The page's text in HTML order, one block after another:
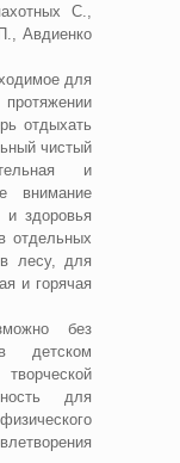
С.,
Авдиенко
для
отдыхать
чистый
и
внимание
и здоровья
отдельных
лесу, для
и горячая
без
детском
для